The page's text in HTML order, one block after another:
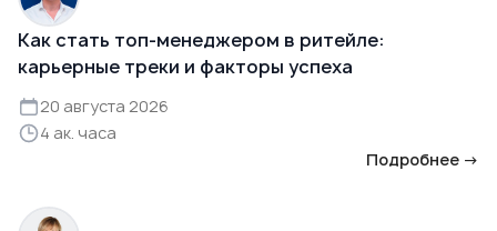
Как стать топ-менеджером в ритейле:
карьерные треки и факторы успеха
20 августа 2026
4 ак. часа
Подробнее →